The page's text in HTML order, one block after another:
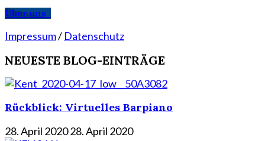
Über uns
Impressum/ Datenschutz
NEUESTE BLOG-EINTRÄGE
Rückblick: Virtuelles Barpiano
28. April 202028. April 2020